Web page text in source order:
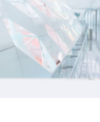
サステナビリティ
ニュース